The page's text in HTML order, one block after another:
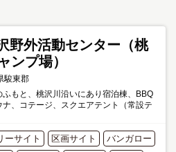
野外活動センター（桃
ンプ場）
駿東郡
ふもと、桃沢川沿いにあり宿泊棟、BBQ
ナ、コテージ、スクエアテント（常設テ
す。 2020年に...
ーサイト 区画サイト
バンガロー